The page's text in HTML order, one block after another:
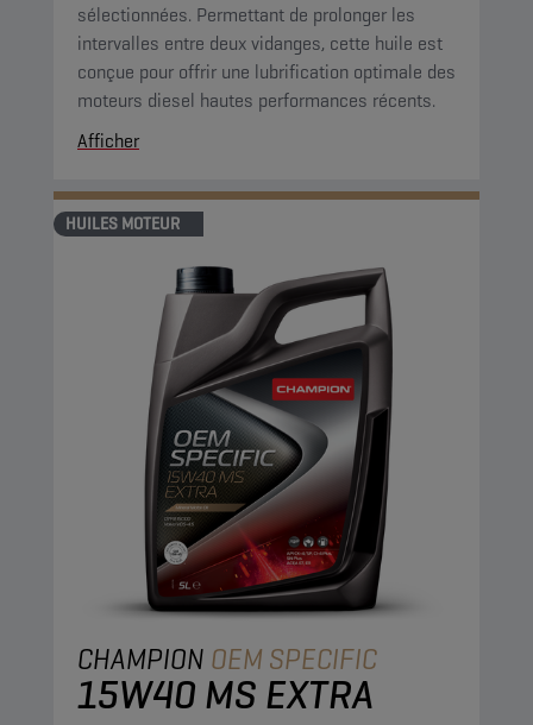
sélectionnées. Permettant de prolonger les
intervalles entre deux vidanges, cette huile est
conçue pour offrir une lubrification optimale des
moteurs diesel hautes performances récents.
Afficher
HUILES MOTEUR
CHAMPION OEM SPECIFIC
15W40 MS EXTRA